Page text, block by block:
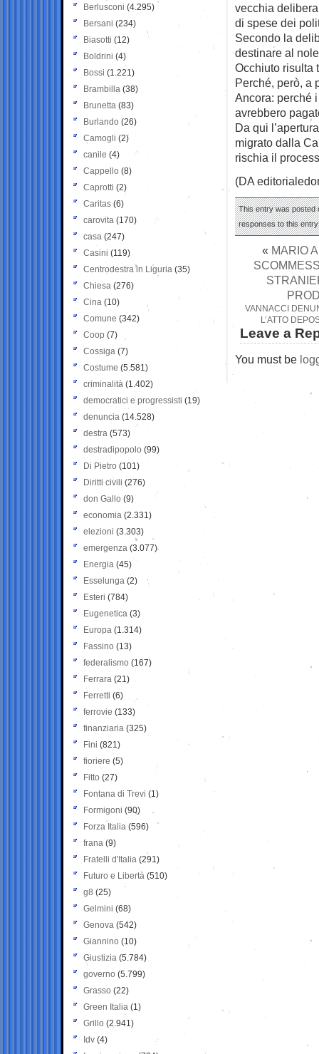
vecchia
di spese dei
Secondo la
destinare al
Occhiuto risulta
Perché, però, a
Ancora: perché
avrebbero
Da qui
migrato dalla
rischia il
(DA
This entry was posted
responses to this
« MARIO
VANNACCI
L’ATTO
Leave a
You must be
Berlusconi (4.295)
Bersani (234)
Biasotti (12)
Boldrini (4)
Bossi (1.221)
Brambilla (38)
Brunetta (83)
Burlando (26)
Camogli (2)
canile (4)
Cappello (8)
Caprotti (2)
Caritas (6)
carovita (170)
casa (247)
Casini (119)
Centrodestra in Liguria (35)
Chiesa (276)
Cina (10)
Comune (342)
Coop (7)
Cossiga (7)
Costume (5.581)
criminalità (1.402)
democratici e progressisti (19)
denuncia (14.528)
destra (573)
destradipopolo (99)
Di Pietro (101)
Diritti civili (276)
don Gallo (9)
economia (2.331)
elezioni (3.303)
emergenza (3.077)
Energia (45)
Esselunga (2)
Esteri (784)
Eugenetica (3)
Europa (1.314)
Fassino (13)
federalismo (167)
Ferrara (21)
Ferretti (6)
ferrovie (133)
finanziaria (325)
Fini (821)
fioriere (5)
Fitto (27)
Fontana di Trevi (1)
Formigoni (90)
Forza Italia (596)
frana (9)
Fratelli d'Italia (291)
Futuro e Libertà (510)
g8 (25)
Gelmini (68)
Genova (542)
Giannino (10)
Giustizia (5.784)
governo (5.799)
Grasso (22)
Green Italia (1)
Grillo (2.941)
Idv (4)